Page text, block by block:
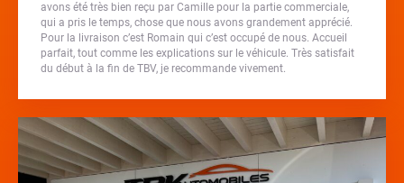
avons été très bien reçu par Camille pour la partie commerciale,
qui a pris le temps, chose que nous avons grandement apprécié.
Pour la livraison c’est Romain qui c’est occupé de nous. Accueil
parfait, tout comme les explications sur le véhicule. Très satisfait
du début à la fin de TBV, je recommande vivement.